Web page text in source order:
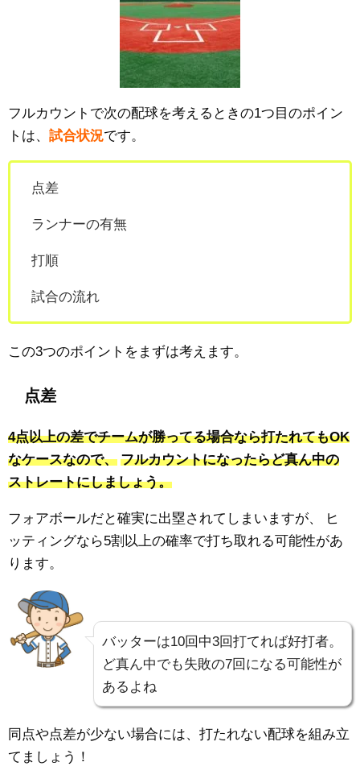
フルカウントで次の配球を考えるときの1つ目のポイン
トは、 試合状況です。
点差
ランナーの有無
打順
試合の流れ
この3つのポイントをまずは考えます。
点差
4点以上の差でチームが勝ってる場合なら打たれてもOK
なケースなので、 フルカウントになったらど真ん中の
ストレートにしましょう。
フォアボールだと確実に出塁されてしまいますが、
ヒ
ッティングなら5割以上の確率で打ち取れる可能性があ
ります。
バッターは10回中3回打てれば好打者。
ど真ん中でも失敗の7回になる可能性が
あるよね
同点や点差が少ない場合には、打たれない配球を組み立
てましょう！